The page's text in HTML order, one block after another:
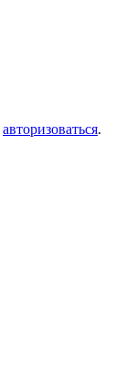
авторизоваться.